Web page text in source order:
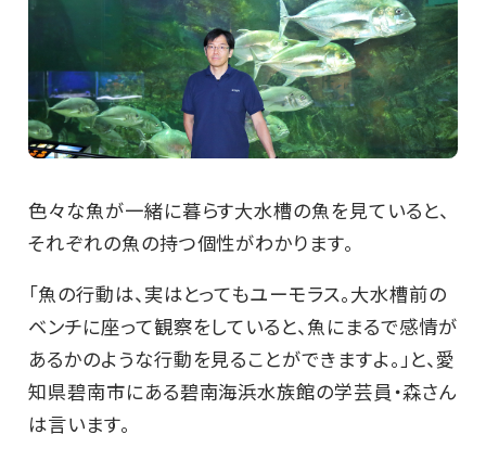
色々な魚が一緒に暮らす大水槽の魚を見ていると、
それぞれの魚の持つ個性がわかります。
「魚の行動は、実はとってもユーモラス。大水槽前の
ベンチに座って観察をしていると、魚にまるで感情が
あるかのような行動を見ることができますよ。」と、愛
知県碧南市にある碧南海浜水族館の学芸員・森さん
は言います。